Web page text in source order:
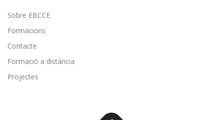
Sobre EBCCE
Formacions
Contacte
Formació a distància
Projectes